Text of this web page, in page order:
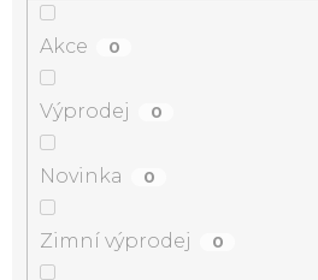
Akce 0
Výprodej 0
Novinka 0
Zimní výprodej 0